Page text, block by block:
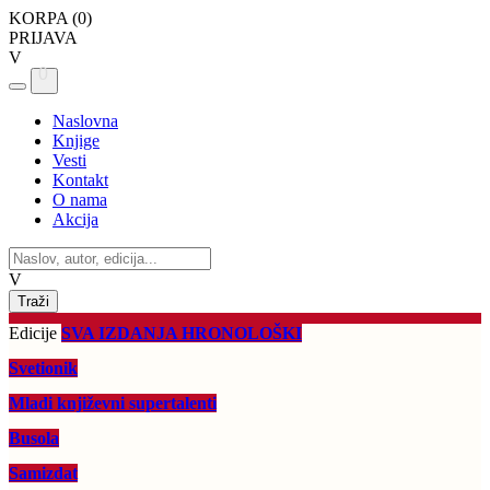
KORPA (0)
PRIJAVA
V
0
Naslovna
Knjige
Vesti
Kontakt
O nama
Akcija
V
Edicije SVA IZDANJA HRONOLOŠKI
Svetionik
Mladi književni supertalenti
Busola
Samizdat